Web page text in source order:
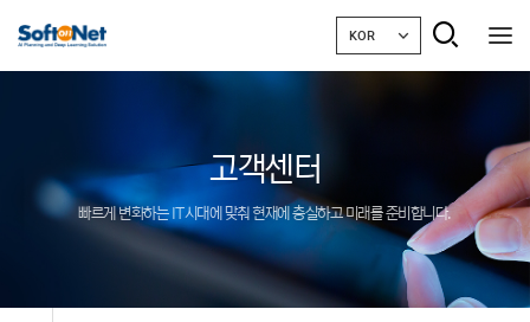
KOR
고객센터
빠르게 변화하는 IT시대에 맞춰 현재에 충실하고 미래를 준비합니다.